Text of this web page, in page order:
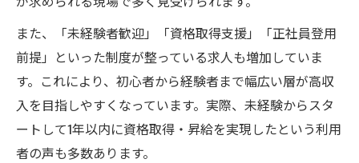
また、「未経験者歓迎」「資格取得支援」「正社員登用
前提」といった制度が整っている求人も増加していま
す。これにより、初心者から経験者まで幅広い層が高収
入を目指しやすくなっています。実際、未経験からスタ
ートして1年以内に資格取得・昇給を実現したという利用
者の声も多数あります。